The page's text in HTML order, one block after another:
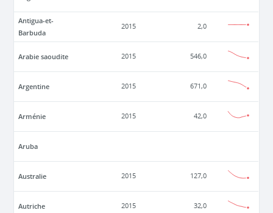
Antigua-et-
Barbuda
2015 2,0
Arabie saoudite 2015 546,0
Argentine 2015 671,0
Arménie 2015 42,0
Aruba
Australie 2015 127,0
Autriche 2015 32,0